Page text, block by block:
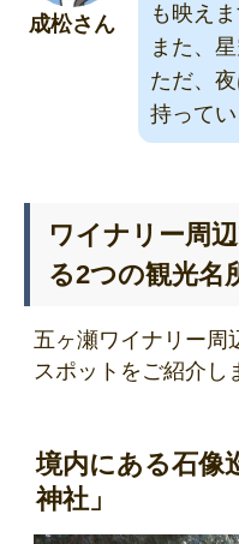
成松さん
も映えま
また、
ただ、
持ってい
ワイナリー周
る2つの観光名
五ヶ瀬ワイナリー周
スポットをご紹介し
境内にある石像
神社」